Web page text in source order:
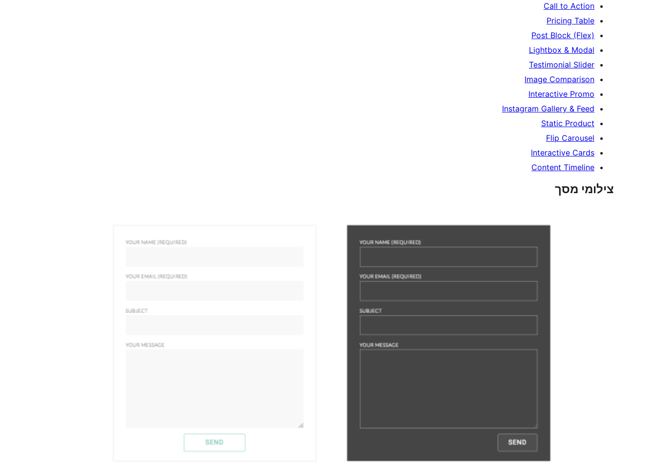
Call to Action
Pricing Table
Post Block (Flex)
Lightbox & Modal
Testimonial Slider
Image Comparison
Interactive Promo
Instagram Gallery & Feed
Static Product
Flip Carousel
Interactive Cards
Content Timeline
צילומי מסך